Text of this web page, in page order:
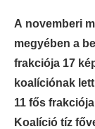
A novemberi
megyében a
frakciója 17
koalíciónak
11 fős
Koalíció tíz